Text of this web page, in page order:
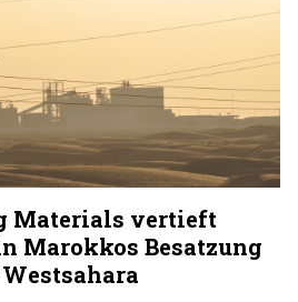
Materials vertieft
Marokkos Besatzung